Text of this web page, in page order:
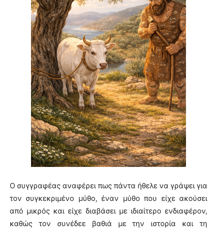
Ο συγγραφέας αναφέρει πως πάντα ήθελε να γράψει για
τον συγκεκριμένο μύθο, έναν μύθο που είχε ακούσει
από μικρός και είχε διαβάσει με ιδιαίτερο ενδιαφέρον,
καθώς τον συνέδεε βαθιά με την ιστορία και τη